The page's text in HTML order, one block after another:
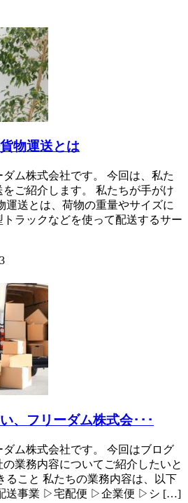
物運送とは
ム株式会社です。 今回は、私た
ご紹介します。 私たちが手がけ
運送とは、荷物の重量やサイズに
ラックなどを使って配送するサー
、フリーダム株式会･･･
ム株式会社です。 今回はブログ
業務内容についてご紹介したいと
ること 私たちの業務内容は、以下
送事業 ▷宅配便 ▷企業便 ▷シ […]